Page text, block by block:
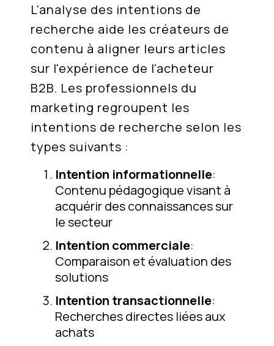
L'analyse des intentions de
recherche aide les créateurs de
contenu à aligner leurs articles
sur l'expérience de l'acheteur
B2B. Les professionnels du
marketing regroupent les
intentions de recherche selon les
types suivants :
Intention informationnelle:
Contenu pédagogique visant à
acquérir des connaissances sur
le secteur
Intention commerciale:
Comparaison et évaluation des
solutions
Intention transactionnelle:
Recherches directes liées aux
achats